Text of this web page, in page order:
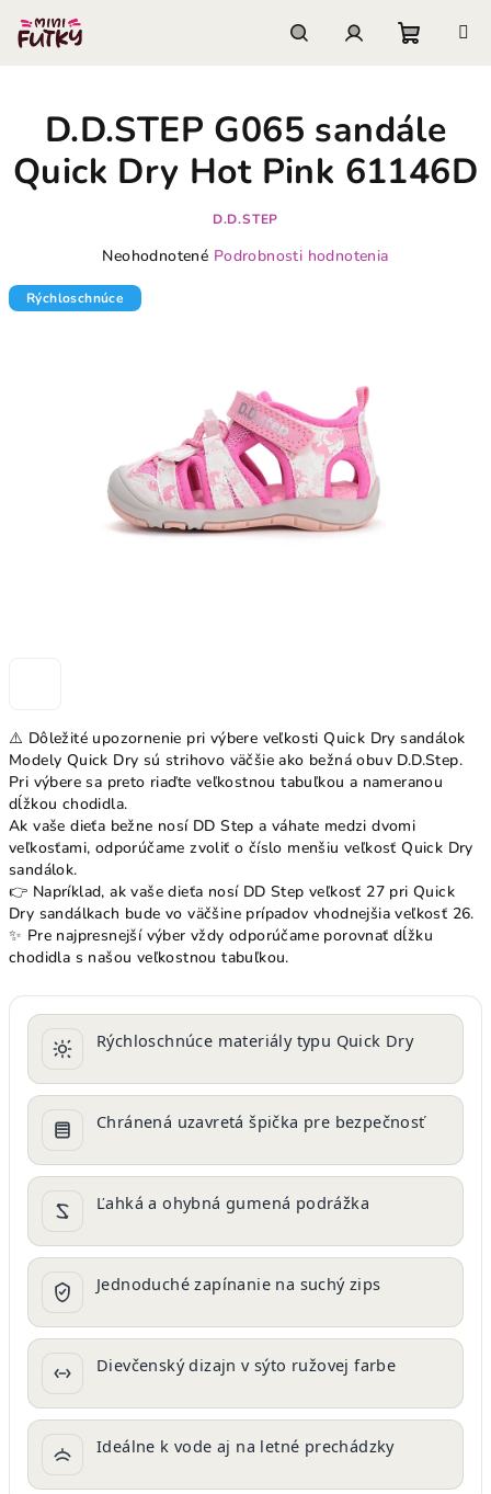
obsah
košík
⚠️ Dôležité upozornenie pri výbere veľkosti Quick Dry sandálok
Modely Quick Dry sú strihovo väčšie ako bežná obuv D.D.Step.
Pri výbere sa preto riaďte veľkostnou tabuľkou a nameranou
dĺžkou chodidla.
Ak vaše dieťa bežne nosí DD Step a váhate medzi dvomi
veľkosťami, odporúčame zvoliť o číslo menšiu veľkosť Quick Dry
sandálok.
👉 Napríklad, ak vaše dieťa nosí DD Step veľkosť 27 pri Quick
Dry sandálkach bude vo väčšine prípadov vhodnejšia veľkosť 26.
✨ Pre najpresnejší výber vždy odporúčame porovnať dĺžku
chodidla s našou veľkostnou tabuľkou.
Rýchloschnúce materiály typu Quick Dry
Chránená uzavretá špička pre bezpečnosť
Ľahká a ohybná gumená podrážka
Jednoduché zapínanie na suchý zips
Dievčenský dizajn v sýto ružovej farbe
Ideálne k vode aj na letné prechádzky
D.D.STEP G065 sandále
Quick Dry Hot Pink 61146D
D.D.STEP
Priemerné
produktu
Neohodnotené Podrobnosti hodnotenia
Rýchloschnúce